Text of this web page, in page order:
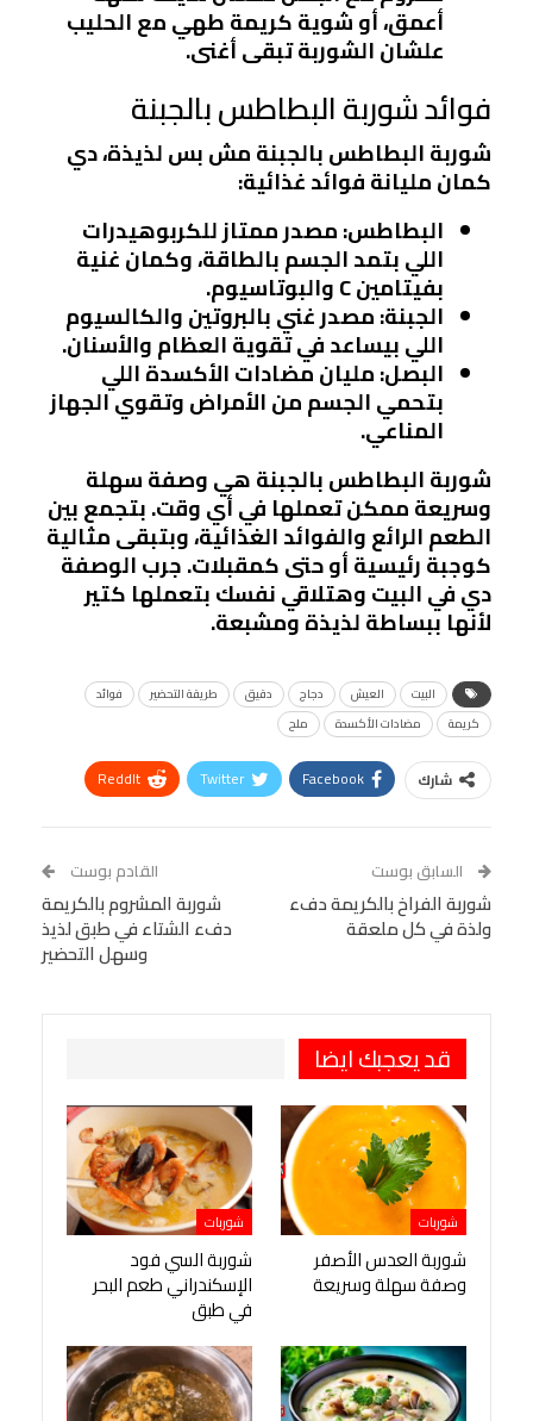
أعمق، أو شوية كريمة طهي مع الحليب
علشان الشوربة تبقى أغنى.
فوائد شوربة البطاطس بالجبنة
شوربة البطاطس بالجبنة مش بس لذيذة، دي
كمان مليانة فوائد غذائية:
البطاطس: مصدر ممتاز للكربوهيدرات
اللي بتمد الجسم بالطاقة، وكمان غنية
بفيتامين C والبوتاسيوم.
الجبنة: مصدر غني بالبروتين والكالسيوم
اللي بيساعد في تقوية العظام والأسنان.
البصل: مليان مضادات الأكسدة اللي
بتحمي الجسم من الأمراض وتقوي الجهاز
المناعي.
شوربة البطاطس بالجبنة هي وصفة سهلة
وسريعة ممكن تعملها في أي وقت. بتجمع بين
الطعم الرائع والفوائد الغذائية، وبتبقى مثالية
كوجبة رئيسية أو حتى كمقبلات. جرب الوصفة
دي في البيت وهتلاقي نفسك بتعملها كتير
لأنها ببساطة لذيذة ومشبعة.
البيت العيش دجاج دقيق طريقة التحضير
فوائد
كريمة
مضادات الأكسدة ملح
شارك Facebook
Twitter
ReddIt
Tumblr
البريد الإلكتروني
StumbleUpon
VK
Digg
LINE
BlackBerry
Viber
السابق بوست
شوربة الفراخ بالكريمة دفء
ولذة في كل ملعقة
القادم بوست
شوربة المشروم بالكريمة
دفء الشتاء في طبق لذيذ
وسهل التحضير
قد يعجبك ايضا
شوربات
شوربة العدس الأصفر
وصفة سهلة وسريعة
شوربات
شوربة السي فود
الإسكندراني طعم البحر
في طبق